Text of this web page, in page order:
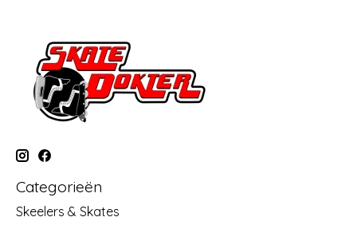
Categorieën
Skeelers & Skates